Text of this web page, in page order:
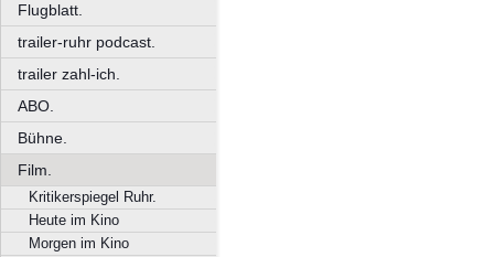
Flugblatt.
trailer-ruhr podcast.
trailer zahl-ich.
ABO.
Bühne.
Film.
Kritikerspiegel Ruhr.
Heute im Kino
Morgen im Kino